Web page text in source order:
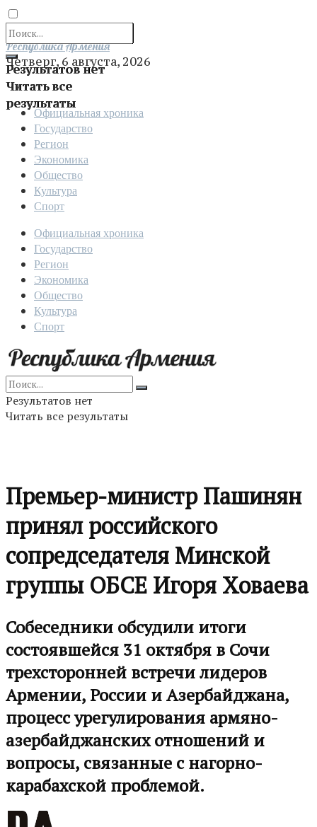
Результатов нет
Читать все
результаты
Отправить
Республика Армения
Четверг, 6 августа, 2026
Официальная хроника
Государство
Регион
Экономика
Общество
Культура
Спорт
Официальная хроника
Государство
Регион
Экономика
Общество
Культура
Спорт
Результатов нет
Читать все результаты
Премьер-министр Пашинян
принял российского
сопредседателя Минской
группы ОБСЕ Игоря Ховаева
Собеседники обсудили итоги
состоявшейся 31 октября в Сочи
трехсторонней встречи лидеров
Армении, России и Азербайджана,
процесс урегулирования армяно-
азербайджанских отношений и
вопросы, связанные с нагорно-
карабахской проблемой.